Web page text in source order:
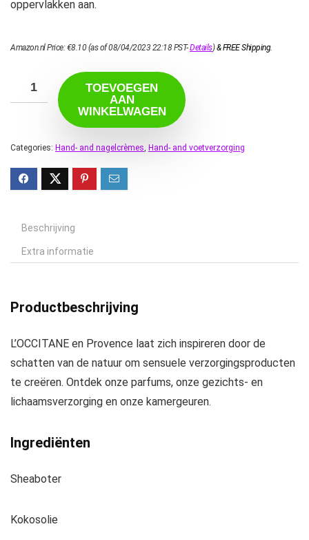
oppervlakken aan.
Amazon.nl Price:€8.10(as of 08/04/2023 22:18 PST-Details)&FREE Shipping.
TOEVOEGEN
AAN
WINKELWAGEN
Categories: Hand- and nagelcrèmes, Hand- and voetverzorging
Beschrijving
Extra informatie
Productbeschrijving
L’OCCITANE en Provence laat zich inspireren door de
schatten van de natuur om sensuele verzorgingsproducten
te creëren. Ontdek onze parfums, onze gezichts- en
lichaamsverzorging en onze kamergeuren.
Ingrediënten
Sheaboter
Kokosolie